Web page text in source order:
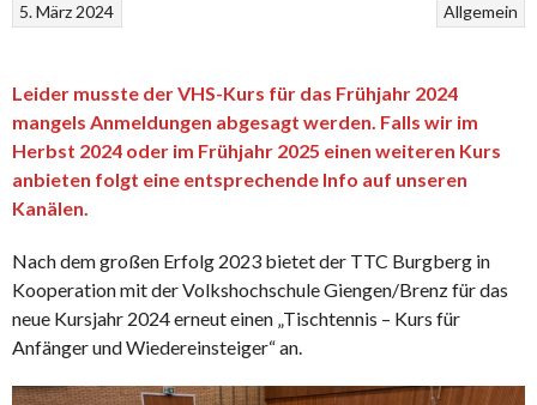
Allgemein
5. März 2024
Leider musste der VHS-Kurs für das Frühjahr 2024
mangels Anmeldungen abgesagt werden. Falls wir im
Herbst 2024 oder im Frühjahr 2025 einen weiteren Kurs
anbieten folgt eine entsprechende Info auf unseren
Kanälen.
Nach dem großen Erfolg 2023 bietet der TTC Burgberg in
Kooperation mit der Volkshochschule Giengen/Brenz für das
neue Kursjahr 2024 erneut einen „Tischtennis – Kurs für
Anfänger und Wiedereinsteiger“ an.